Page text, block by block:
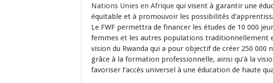
Nations Unies en Afrique qui visent à garantir une
équitable et à promouvoir les possibilités
Le FWF permettra de financer les études de 10 000
femmes et les autres populations traditionnellement
vision du Rwanda qui a pour objectif de créer 250 000
grâce à la formation professionnelle, ainsi qu’à la
favoriser l’accès universel à une éducation de haute